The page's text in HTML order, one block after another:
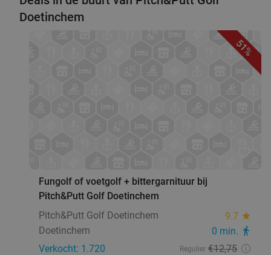
Doetinchem
51%
Fungolf of voetgolf + bittergarnituur bij
Pitch&Putt Golf Doetinchem
Pitch&Putt Golf Doetinchem
9.7 star
Doetinchem 0 min. directions_walk
Verkocht: 1.720 Regulier €12,75